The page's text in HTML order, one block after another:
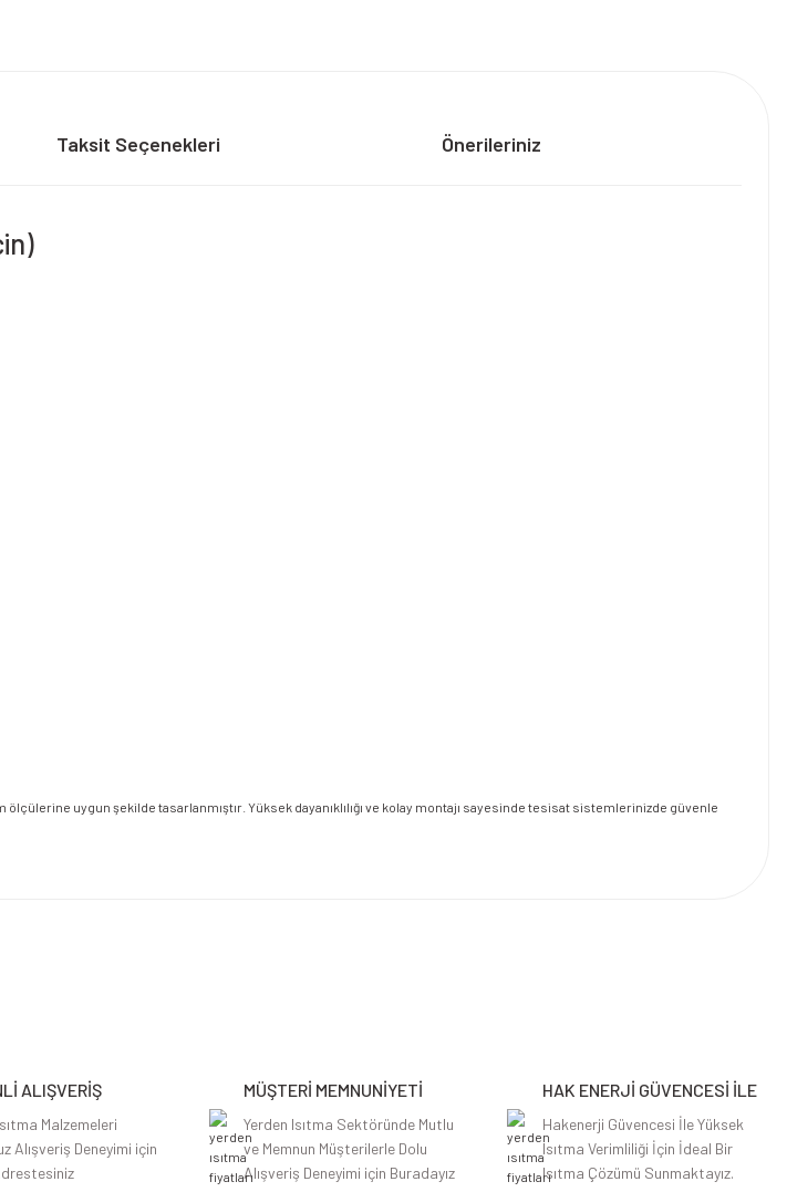
Taksit Seçenekleri Önerileriniz
uygun şekilde tasarlanmıştır. Yüksek dayanıklılığı ve kolay montajı sayesinde tesisat sistemlerinizde güvenle
ALIŞVERİŞ
Malzemeleri
Alışveriş Deneyimi için
MÜŞTERİ MEMNUNİYETİ
Yerden Isıtma Sektöründe Mutlu
ve Memnun Müşterilerle Dolu
Alışveriş Deneyimi için Buradayız
HAK ENERJİ GÜVENCESİ İLE
Hakenerji Güvencesi İle Yüksek
Isıtma Verimliliği İçin İdeal Bir
Isıtma Çözümü Sunmaktayız.